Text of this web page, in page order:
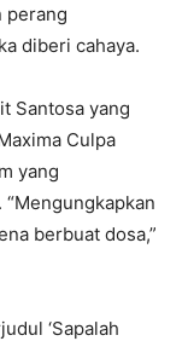
perang
diberi cahaya.
Santosa yang
Culpa
yang
berbuat dosa,”
‘Sapalah